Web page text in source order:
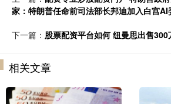
家：特朗普任命前司法部长邦迪加入白宫AI
下一篇： 股票配资平台如何 纽曼思出售
相关文章